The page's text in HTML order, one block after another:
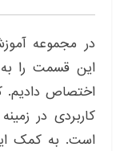
در مجموعه
این قسمت را
کاربردی در
است. به کمک